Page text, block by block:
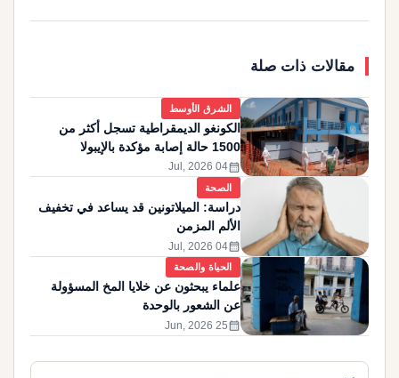
مقالات ذات صلة
الشرق الأوسط
الكونغو الديمقراطية تسجل أكثر من
1500 حالة إصابة مؤكدة بالإيبولا
calendar_month
04 Jul, 2026
الصحة
دراسة: الميلاتونين قد يساعد في تخفيف
الألم المزمن
calendar_month
04 Jul, 2026
الحياة والصحة
علماء يبحثون عن خلايا المخ المسؤولة
عن الشعور بالوحدة
calendar_month
25 Jun, 2026